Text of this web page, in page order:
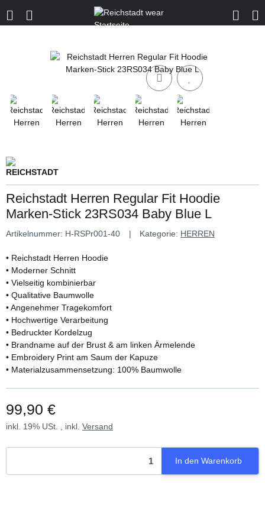
Reichstadt Herren Regular Fit Hoodie
Marken-Stick 23RS034 Baby Blue L
Artikelnummer: H-RSPr001-40 Kategorie: HERREN
• Reichstadt Herren Hoodie
• Moderner Schnitt
• Vielseitig kombinierbar
• Qualitative Baumwolle
• Angenehmer Tragekomfort
• Hochwertige Verarbeitung
• Bedruckter Kordelzug
• Brandname auf der Brust & am linken Ärmelende
• Embroidery Print am Saum der Kapuze
• Materialzusammensetzung: 100% Baumwolle
99,90 €
inkl. 19% USt. , inkl. Versand
In den Warenkorb